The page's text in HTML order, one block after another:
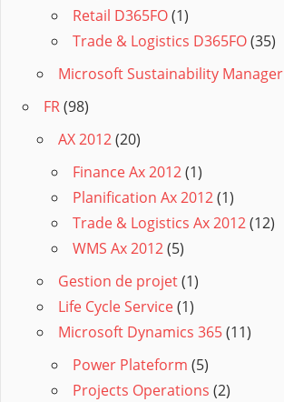
Retail D365FO(1)
Trade & Logistics D365FO(35)
Microsoft Sustainability Manager
FR(98)
AX 2012(20)
Finance Ax 2012(1)
Planification Ax 2012(1)
Trade & Logistics Ax 2012(12)
WMS Ax 2012(5)
Gestion de projet(1)
Life Cycle Service(1)
Microsoft Dynamics 365(11)
Power Plateform (5)
Projects Operations (2)